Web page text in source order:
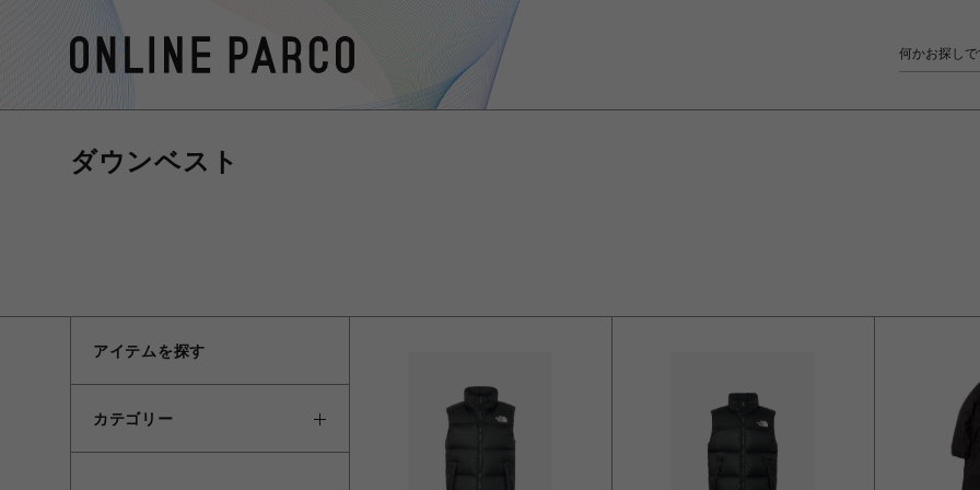
ダウンベスト
アイテムを探す
カテゴリー